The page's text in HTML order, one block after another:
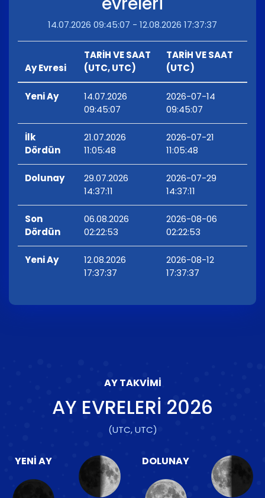
14.07.2026 09:45:07 - 12.08.2026 17:37:37
Ay Evresi
TARİH VE SAAT
(UTC, UTC)
TARİH VE SAAT
(UTC)
Yeni Ay
14.07.2026
09:45:07
2026-07-14
09:45:07
İlk
Dördün
21.07.2026
11:05:48
2026-07-21
11:05:48
Dolunay
29.07.2026
14:37:11
2026-07-29
14:37:11
Son
Dördün
06.08.2026
02:22:53
2026-08-06
02:22:53
Yeni Ay
12.08.2026
17:37:37
2026-08-12
17:37:37
AY TAKVIMI
AY EVRELERI 2026
(UTC, UTC)
YENI AY DOLUNAY